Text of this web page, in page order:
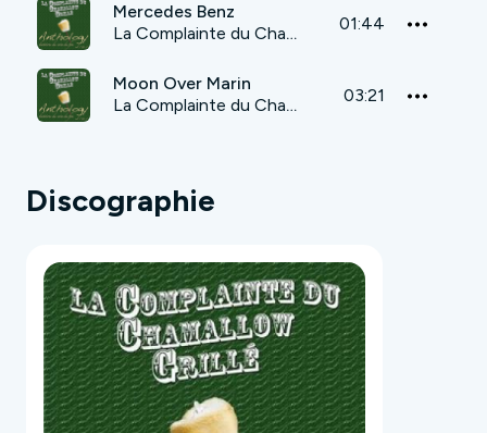
Mercedes Benz
La Complainte du Chamallow Grillé
01:44
Moon Over Marin
La Complainte du Chamallow Grillé
03:21
Discographie